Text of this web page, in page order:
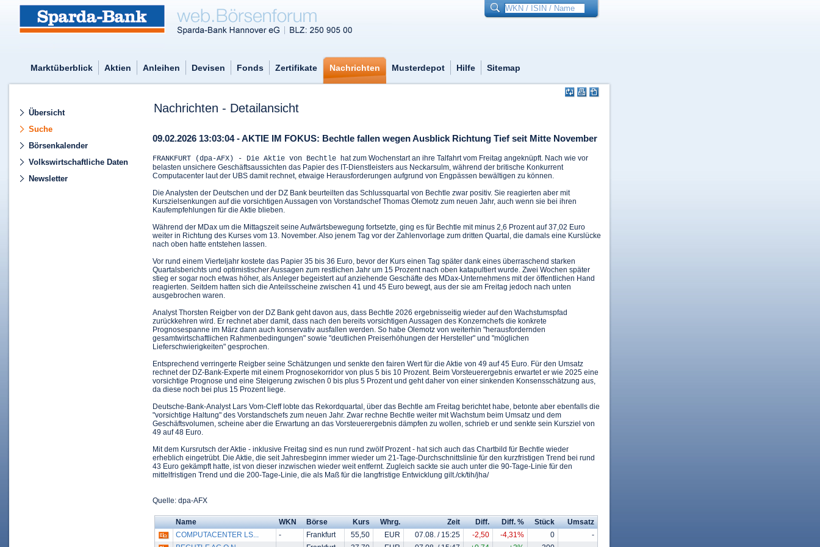
Marktüberblick Aktien Anleihen Devisen Fonds Zertifikate Nachrichten Musterdepot Hilfe Sitemap
Übersicht
Suche
Börsenkalender
Volkswirtschaftliche Daten
Newsletter
Nachrichten - Detailansicht
09.02.2026 13:03:04 - AKTIE IM FOKUS: Bechtle fallen wegen Ausblick Richtung Tief seit Mitte November
FRANKFURT (dpa-AFX) - Die Aktie von Bechtle
hat zum Wochenstart an ihre Talfahrt vom Freitag angeknüpft. Nach wie vor
belasten unsichere Geschäftsaussichten das Papier des IT-Dienstleisters aus Neckarsulm, während der britische Konkurrent
Computacenter laut der UBS damit rechnet, etwaige Herausforderungen aufgrund von Engpässen bewältigen zu können.
Die Analysten der Deutschen und der DZ Bank beurteilten das Schlussquartal von Bechtle zwar positiv. Sie reagierten aber mit
Kurszielsenkungen auf die vorsichtigen Aussagen von Vorstandschef Thomas Olemotz zum neuen Jahr, auch wenn sie bei ihren
Kaufempfehlungen für die Aktie blieben.
Während der MDax um die Mittagszeit seine Aufwärtsbewegung fortsetzte, ging es für Bechtle mit minus 2,6 Prozent auf 37,02 Euro
weiter in Richtung des Kurses vom 13. November. Also jenem Tag vor der Zahlenvorlage zum dritten Quartal, die damals eine Kurslücke
nach oben hatte entstehen lassen.
Vor rund einem Vierteljahr kostete das Papier 35 bis 36 Euro, bevor der Kurs einen Tag später dank eines überraschend starken
Quartalsberichts und optimistischer Aussagen zum restlichen Jahr um 15 Prozent nach oben katapultiert wurde. Zwei Wochen später
stieg er sogar noch etwas höher, als Anleger begeistert auf anziehende Geschäfte des MDax-Unternehmens mit der öffentlichen Hand
reagierten. Seitdem hatten sich die Anteilsscheine zwischen 41 und 45 Euro bewegt, aus der sie am Freitag jedoch nach unten
ausgebrochen waren.
Analyst Thorsten Reigber von der DZ Bank geht davon aus, dass Bechtle 2026 ergebnisseitig wieder auf den Wachstumspfad
zurückkehren wird. Er rechnet aber damit, dass nach den bereits vorsichtigen Aussagen des Konzernchefs die konkrete
Prognosespanne im März dann auch konservativ ausfallen werden. So habe Olemotz von weiterhin "herausfordernden
gesamtwirtschaftlichen Rahmenbedingungen" sowie "deutlichen Preiserhöhungen der Hersteller" und "möglichen
Lieferschwierigkeiten" gesprochen.
Entsprechend verringerte Reigber seine Schätzungen und senkte den fairen Wert für die Aktie von 49 auf 45 Euro. Für den Umsatz
rechnet der DZ-Bank-Experte mit einem Prognosekorridor von plus 5 bis 10 Prozent. Beim Vorsteuerergebnis erwartet er wie 2025 eine
vorsichtige Prognose und eine Steigerung zwischen 0 bis plus 5 Prozent und geht daher von einer sinkenden Konsensschätzung aus,
da diese noch bei plus 15 Prozent liege.
Deutsche-Bank-Analyst Lars Vom-Cleff lobte das Rekordquartal, über das Bechtle am Freitag berichtet habe, betonte aber ebenfalls die
"vorsichtige Haltung" des Vorstandschefs zum neuen Jahr. Zwar rechne Bechtle weiter mit Wachstum beim Umsatz und dem
Geschäftsvolumen, scheine aber die Erwartung an das Vorsteuerergebnis dämpfen zu wollen, schrieb er und senkte sein Kursziel von
49 auf 48 Euro.
Mit dem Kursrutsch der Aktie - inklusive Freitag sind es nun rund zwölf Prozent - hat sich auch das Chartbild für Bechtle wieder
erheblich eingetrübt. Die Aktie, die seit Jahresbeginn immer wieder um 21-Tage-Durchschnittslinie für den kurzfristigen Trend bei rund
43 Euro gekämpft hatte, ist von dieser inzwischen wieder weit entfernt. Zugleich sackte sie auch unter die 90-Tage-Linie für den
mittelfristigen Trend und die 200-Tage-Linie, die als Maß für die langfristige Entwicklung gilt./ck/tih/jha/
Quelle: dpa-AFX
Name WKN Börse Kurs Whrg. Zeit Diff. Diff. % Stück
Umsatz
COMPUTACENTER LS...
- Frankfurt 55,50 EUR 07.08. / 15:25 -2,50 -4,31% 0
-